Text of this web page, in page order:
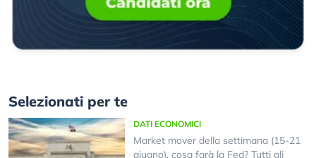
Selezionati per te
DATI ECONOMICI
Market mover della settimana (15-21
giugno), cosa farà la Fed? Tutti gli